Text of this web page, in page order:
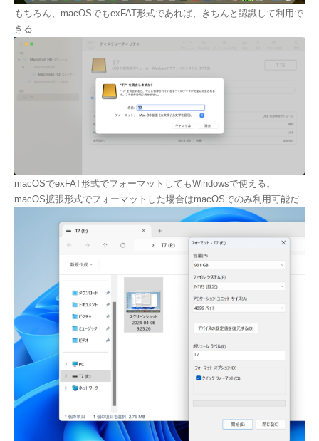
もちろん、macOSでもexFAT形式であれば、きちんと認識して利用で
きる
macOSでexFAT形式でフォーマットしてもWindowsで使える。
macOS拡張形式でフォーマットした場合はmacOSでのみ利用可能だ